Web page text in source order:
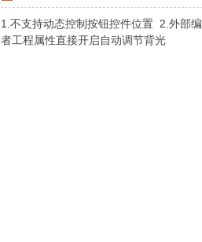
1.不支持动态控制按钮控件位置 2.外部
者工程属性直接开启自动调节背光